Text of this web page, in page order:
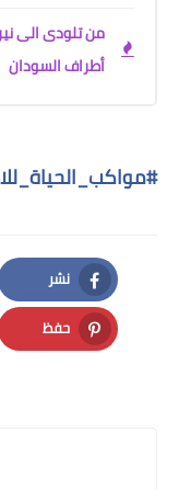
من تلودى الى
أطراف السودان
#
نشر
Facebook
حفظ
Pinterest